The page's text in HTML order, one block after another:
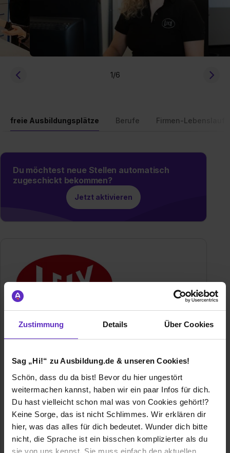
Zustimmung Details Über Cookies
Sag „Hi!“ zu Ausbildung.de & unseren Cookies!
Schön, dass du da bist! Bevor du hier ungestört
weitermachen kannst, haben wir ein paar Infos für dich.
Du hast vielleicht schon mal was von Cookies gehört!?
Keine Sorge, das ist nicht Schlimmes. Wir erklären dir
hier, was das alles für dich bedeutet. Wunder dich bitte
nicht, die Sprache ist ein bisschen komplizierter als du
sie von uns kennst. Sie muss einfach den aktuellen
1/6
freie Ausbildungsplätze Berufe Firmen-Lebenslauf
Du möchtest neue Stellen automatisch
zugeschickt bekommen?
Jetzt aktivieren
Lely Center Niedersachsen GmbH
26655 Westerstede
Gründungsjahr 2009
Mitarbeiter > 200
Branche Dienstleistung, Agrarwesen